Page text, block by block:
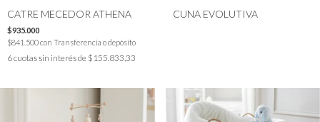
CATRE MECEDOR ATHENA
$935.000
$841.500con Transferencia o depósito
6cuotas sin interés de $155.833,33
CUNA EVOLUTIVA